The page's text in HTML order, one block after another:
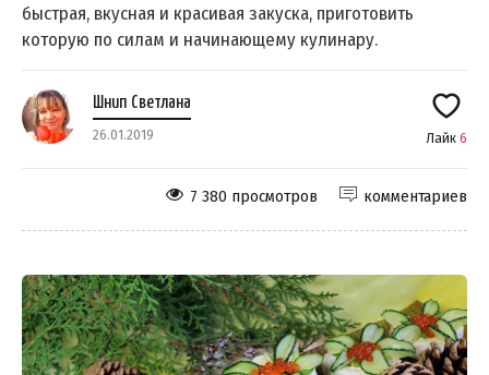
быстрая, вкусная и красивая закуска, приготовить
которую по силам и начинающему кулинару.
Шнип Светлана
26.01.2019 Лайк 6
комментариев
7 380 просмотров